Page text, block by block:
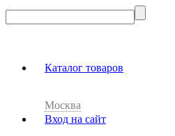
Каталог товаров
Москва
Вход на сайт